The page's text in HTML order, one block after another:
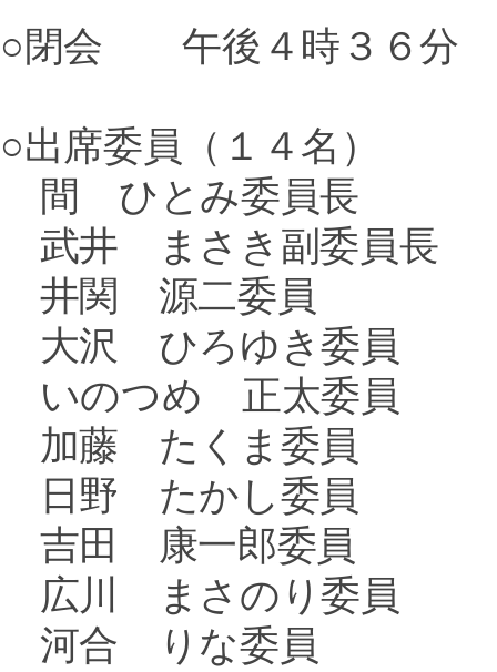
○閉会 午後４時３６分
○出席委員（１４名）
間 ひとみ委員長
武井 まさき副委員長
井関 源二委員
大沢 ひろゆき委員
いのつめ 正太委員
加藤 たくま委員
日野 たかし委員
吉田 康一郎委員
広川 まさのり委員
河合 りな委員